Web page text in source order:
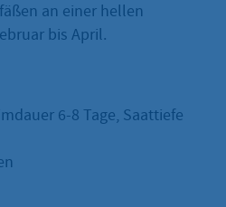
an einer hellen
bis April.
6-8 Tage, Saattiefe